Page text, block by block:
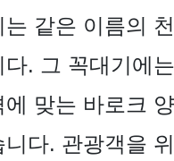
는 같은 이름의
다. 그 꼭대기에
에 맞는 바로크
다. 관광객을